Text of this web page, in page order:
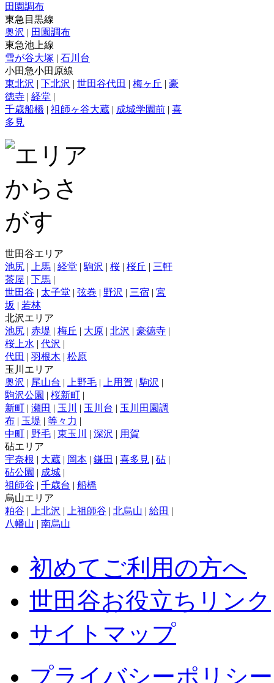
田園調布
東急目黒線
奥沢 | 田園調布
東急池上線
雪が谷大塚 | 石川台
小田急小田原線
東北沢 | 下北沢 | 世田谷代田 | 梅ヶ丘 | 豪
徳寺 | 経堂 |
千歳船橋 | 祖師ヶ谷大蔵 | 成城学園前 | 喜
多見
世田谷エリア
池尻 | 上馬 | 経堂 | 駒沢 | 桜 | 桜丘 | 三軒
茶屋 | 下馬 |
世田谷 | 太子堂 | 弦巻 | 野沢 | 三宿 | 宮
坂 | 若林
北沢エリア
池尻 | 赤堤 | 梅丘 | 大原 | 北沢 | 豪徳寺 |
桜上水 | 代沢 |
代田 | 羽根木 | 松原
玉川エリア
奥沢 | 尾山台 | 上野毛 | 上用賀 | 駒沢 |
駒沢公園 | 桜新町 |
新町 | 瀬田 | 玉川 | 玉川台 | 玉川田園調
布 | 玉堤 | 等々力 |
中町 | 野毛 | 東玉川 | 深沢 | 用賀
砧エリア
宇奈根 | 大蔵 | 岡本 | 鎌田 | 喜多見 | 砧 |
砧公園 | 成城 |
祖師谷 | 千歳台 | 船橋
烏山エリア
粕谷 | 上北沢 | 上祖師谷 | 北烏山 | 給田 |
八幡山 | 南烏山
初めてご利用の方へ
世田谷お役立ちリンク
サイトマップ
プライバシーポリシー